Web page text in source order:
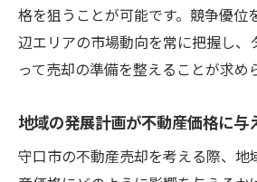
格を狙うことが可能です。競争優位
辺エリアの市場動向を常に把握し、
って売却の準備を整えることが求め
地域の発展計画が不動産価格に与
守口市の不動産売却を考える際、地